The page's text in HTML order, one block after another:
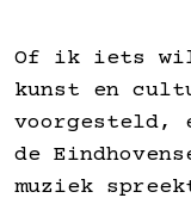
Of ik iets
kunst en
voorgesteld,
de
muziek